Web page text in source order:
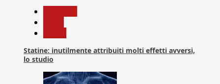
Statine: inutilmente attribuiti molti effetti avversi,
lo studio